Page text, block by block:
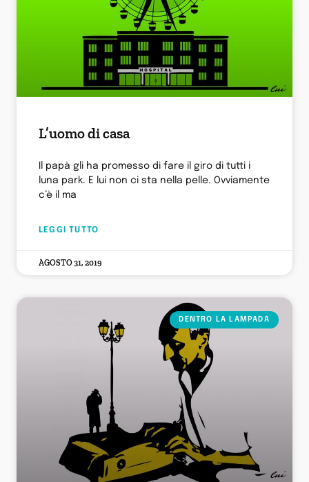
L’uomo di casa
Il papà gli ha promesso di fare il giro di tutti i
luna park. E lui non ci sta nella pelle. Ovviamente
c’è il ma
LEGGI TUTTO
AGOSTO 31, 2019
DENTRO LA LAMPADA